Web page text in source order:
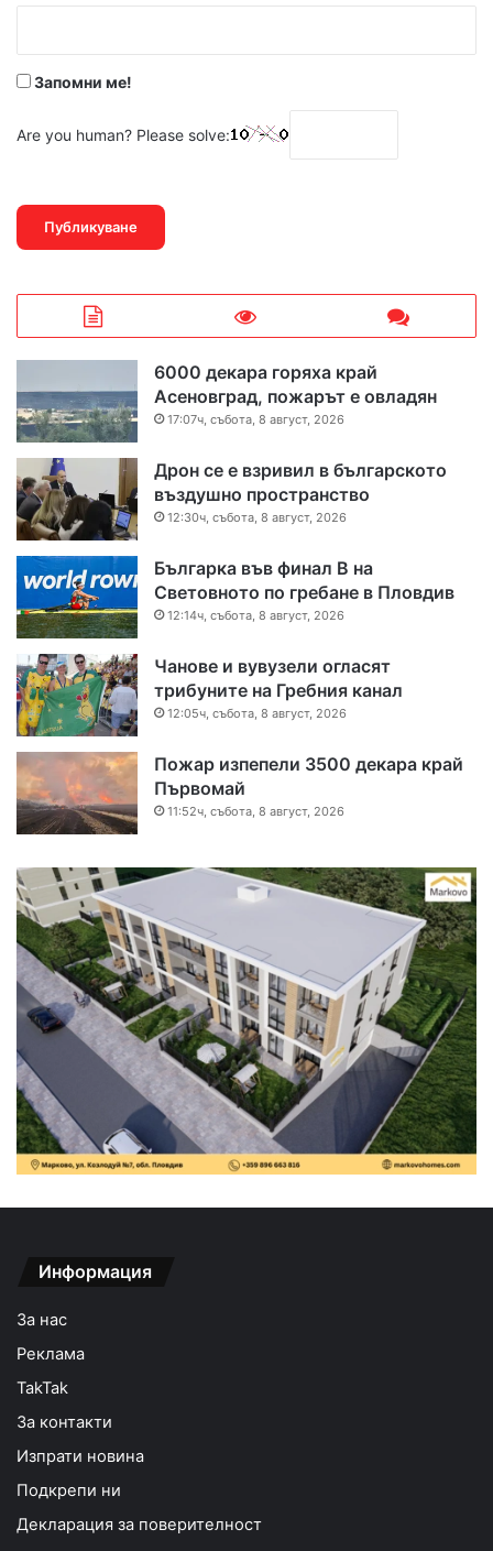
Запомни ме!
Are you human? Please solve:
6000 декара горяха край
Асеновград, пожарът е овладян
17:07ч, събота, 8 август, 2026
Дрон се е взривил в българското
въздушно пространство
12:30ч, събота, 8 август, 2026
Българка във финал B на
Световното по гребане в Пловдив
12:14ч, събота, 8 август, 2026
Чанове и вувузели огласят
трибуните на Гребния канал
12:05ч, събота, 8 август, 2026
Пожар изпепели 3500 декара край
Първомай
11:52ч, събота, 8 август, 2026
Информация
За нас
Реклама
TakTak
За контакти
Изпрати новина
Подкрепи ни
Декларация за поверителност